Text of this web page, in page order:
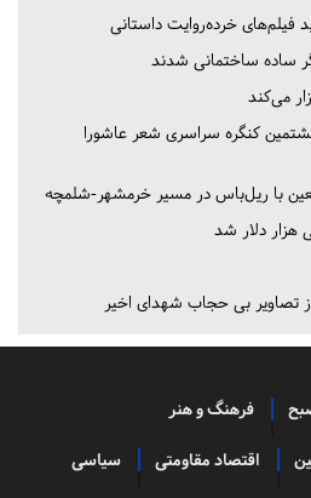
فیلم‌های خرده‌روایت داستانی
ساده ساختمانی شدند
می‌کند
کنگره سراسری شعر عاشورا
با ریل‌باس در مسیر خرمشهر-شلمچه
هزار دلار شد
از تصاویر بی حجاب شهدای اخیر
فرهنگ و هنر
اقتصاد مقاومتی سیاسی